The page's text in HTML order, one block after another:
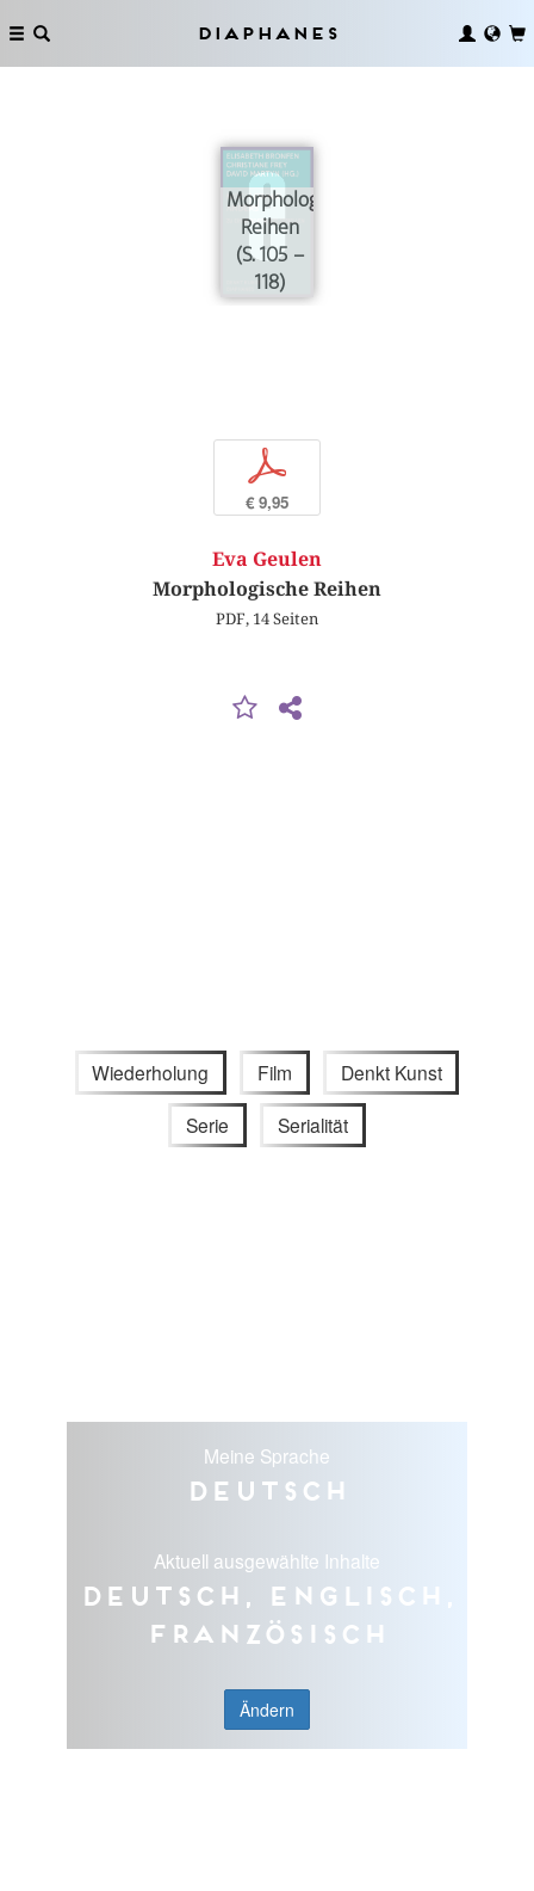
Diaphanes
Morphologische
Reihen
(S. 105 –
118)
p
€ 9,95
Eva Geulen
Morphologische Reihen
PDF, 14 Seiten
Wiederholung Film Denkt Kunst
Serie Serialität
Meine Sprache
Deutsch
Aktuell ausgewählte Inhalte
Deutsch, Englisch,
Französisch
Ändern